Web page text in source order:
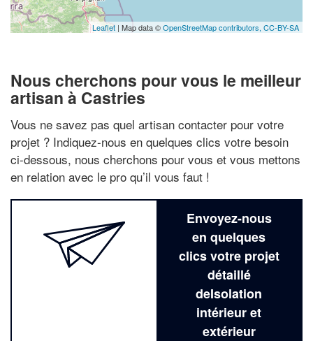
Leaflet | Map data ©OpenStreetMap contributors, CC-BY-SA
Nous cherchons pour vous le meilleur
artisan à Castries
Vous ne savez pas quel artisan contacter pour votre
projet ? Indiquez-nous en quelques clics votre besoin
ci-dessous, nous cherchons pour vous et vous mettons
en relation avec le pro qu’il vous faut !
Envoyez-nous
en quelques
clics votre projet
détaillé
deIsolation
intérieur et
extérieur